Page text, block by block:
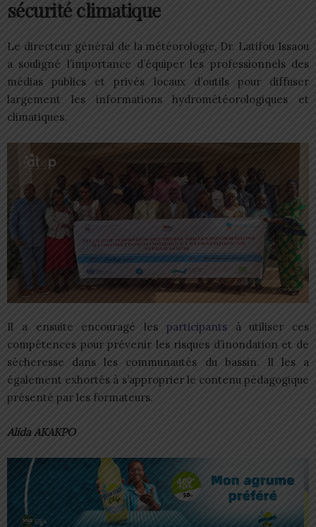
sécurité climatique
Le directeur général de la météorologie, Dr. Latifou Issaou
a souligné l’importance d’équiper les professionnels des
médias publics et privés locaux d’outils pour diffuser
largement les informations hydrométéorologiques et
climatiques.
Il a ensuite encouragé les participantsà utiliser ces
compétences pour prévenir les risques d’inondation et de
sécheresse dans les communautés du bassin. Il les a
également exhortés à s’approprier le contenu pédagogique
présenté par les formateurs.
Alida AKAKPO